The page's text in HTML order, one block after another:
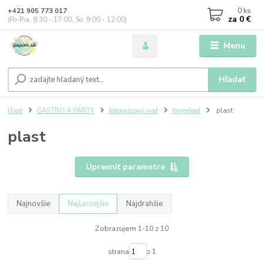
Menu
Hľadať
+421 905 773 017
(Po-Pia, 8:30 - 17:00, So: 9:00 - 12:00)
0 ks
za 0 €
Úvod GASTRO A PÁRTY Jednorázový riad fingerfood plast
plast
Upresniť parametre
Najnovšie Najlacnejšie Najdrahšie
Zobrazujem 1-10 z 10
strana z 1